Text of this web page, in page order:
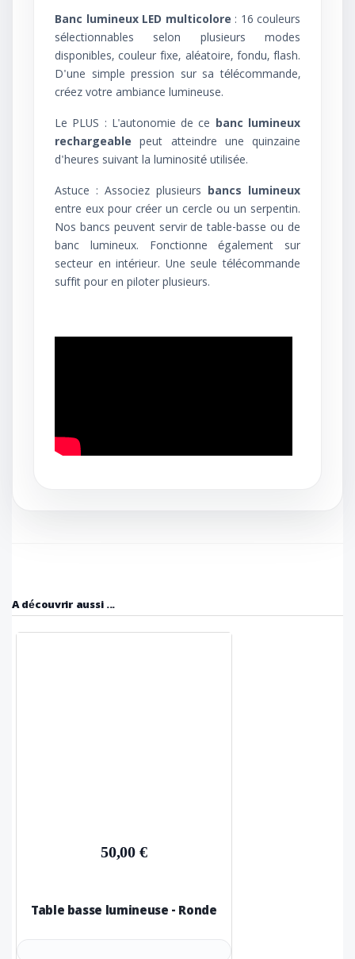
Banc lumineux LED multicolore : 16 couleurs
sélectionnables selon plusieurs modes
disponibles, couleur fixe, aléatoire, fondu, flash.
D'une simple pression sur sa télécommande,
créez votre ambiance lumineuse.
Le PLUS : L'autonomie de ce banc lumineux
rechargeable peut atteindre une quinzaine
d'heures suivant la luminosité utilisée.
Astuce : Associez plusieurs bancs lumineux
entre eux pour créer un cercle ou un serpentin.
Nos bancs peuvent servir de table-basse ou de
banc lumineux. Fonctionne également sur
secteur en intérieur. Une seule télécommande
suffit pour en piloter plusieurs.
A découvrir aussi ...
50,00 €
Table basse lumineuse - Ronde